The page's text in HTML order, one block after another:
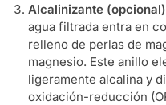
Alcalinizante
agua filtrada entra en
relleno de perlas de
magnesio. Este anillo
ligeramente alcalina y
oxidación-reducción